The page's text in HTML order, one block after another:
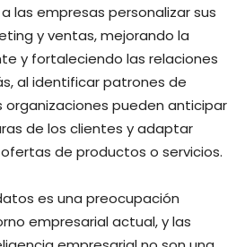
las empresas personalizar sus
y ventas, mejorando la
y fortaleciendo las relaciones
al identificar patrones de
pueden anticipar
de los clientes y adaptar
de productos o servicios.
es una preocupación
empresarial actual, y las